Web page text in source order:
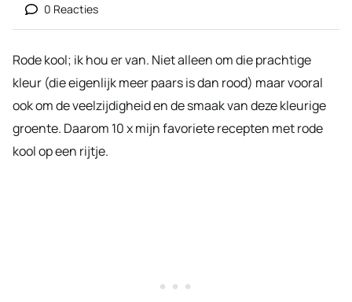
0 Reacties
Rode kool; ik hou er van. Niet alleen om die prachtige
kleur (die eigenlijk meer paars is dan rood) maar vooral
ook om de veelzijdigheid en de smaak van deze kleurige
groente. Daarom 10 x mijn favoriete recepten met rode
kool op een rijtje.